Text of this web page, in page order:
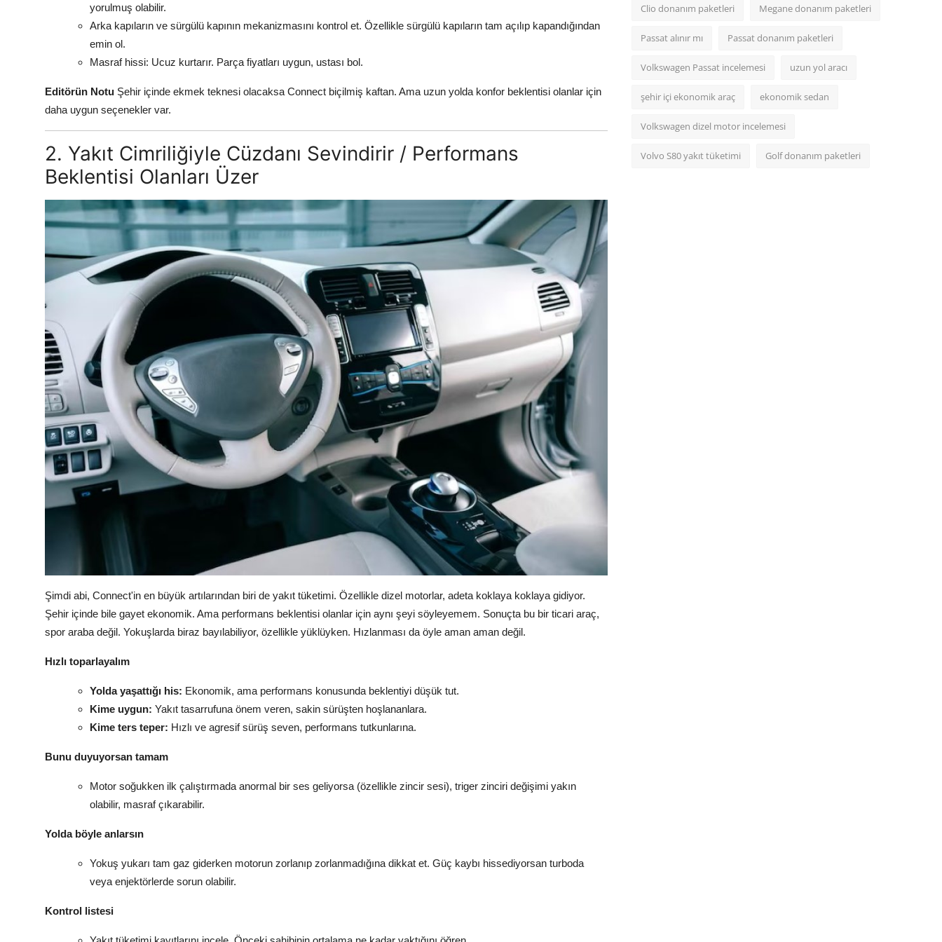
yorulmuş olabilir.
Arka kapıların ve sürgülü kapının mekanizmasını kontrol et. Özellikle sürgülü kapıların tam açılıp kapandığından
emin ol.
Masraf hissi: Ucuz kurtarır. Parça fiyatları uygun, ustası bol.
Editörün Notu Şehir içinde ekmek teknesi olacaksa Connect biçilmiş kaftan. Ama uzun yolda konfor beklentisi olanlar için
daha uygun seçenekler var.
2. Yakıt Cimriliğiyle Cüzdanı Sevindirir / Performans
Beklentisi Olanları Üzer
Şimdi abi, Connect'in en büyük artılarından biri de yakıt tüketimi. Özellikle dizel motorlar, adeta koklaya koklaya gidiyor.
Şehir içinde bile gayet ekonomik. Ama performans beklentisi olanlar için aynı şeyi söyleyemem. Sonuçta bu bir ticari araç,
spor araba değil. Yokuşlarda biraz bayılabiliyor, özellikle yüklüyken. Hızlanması da öyle aman aman değil.
Hızlı toparlayalım
Yolda yaşattığı his: Ekonomik, ama performans konusunda beklentiyi düşük tut.
Kime uygun: Yakıt tasarrufuna önem veren, sakin sürüşten hoşlananlara.
Kime ters teper: Hızlı ve agresif sürüş seven, performans tutkunlarına.
Bunu duyuyorsan tamam
Motor soğukken ilk çalıştırmada anormal bir ses geliyorsa (özellikle zincir sesi), triger zinciri değişimi yakın
olabilir, masraf çıkarabilir.
Yolda böyle anlarsın
Yokuş yukarı tam gaz giderken motorun zorlanıp zorlanmadığına dikkat et. Güç kaybı hissediyorsan turboda
veya enjektörlerde sorun olabilir.
Kontrol listesi
Clio donanım paketleri Megane donanım paketleri
Passat alınır mı Passat donanım paketleri
Volkswagen Passat incelemesi uzun yol aracı
şehir içi ekonomik araç ekonomik sedan
Volkswagen dizel motor incelemesi
Volvo S80 yakıt tüketimi Golf donanım paketleri